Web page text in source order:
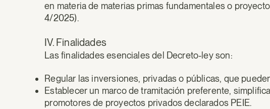
en materia de materias primas fundamentales o
4/2025).
IV. Finalidades
Las finalidades esenciales del Decreto-ley son:
Regular las inversiones, privadas o públicas, que
Establecer un marco de tramitación preferente,
promotores de proyectos privados declarados PEIE.